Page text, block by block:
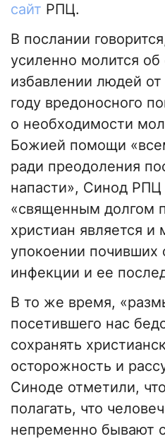
сайт РПЦ.
В послании
усиленно молится об
избавлении людей
году вредоносного
о необходимости
Божией помощи
ради преодоления
напасти», Синод РПЦ
«священным долгом
христиан является и
упокоении почивших
инфекции и ее
В то же время,
посетившего нас
сохранять
осторожность и
Синоде отметили,
полагать, что
непременно бывают